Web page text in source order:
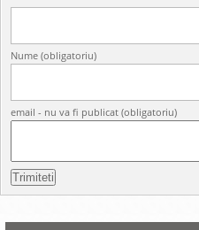
Nume (obligatoriu)
email - nu va fi publicat (obligatoriu)